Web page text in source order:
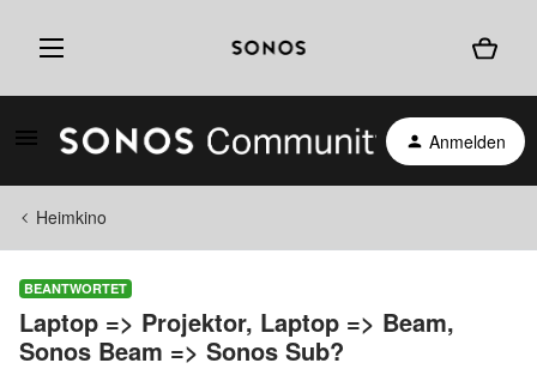
Anmelden
Heimkino
BEANTWORTET
Laptop => Projektor, Laptop => Beam,
Sonos Beam => Sonos Sub?